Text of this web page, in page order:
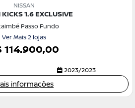
NISSAN
1.6 EXCLUSIVE
Passo Fundo
Ver Mais 2 lojas
114.900,00
2023/2023
informações